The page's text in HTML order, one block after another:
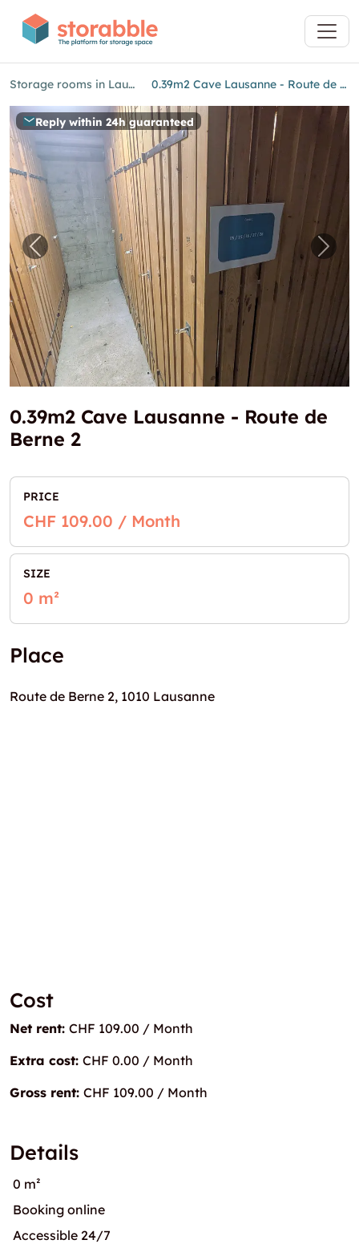
Storage rooms in Lausanne 0.39m2 Cave Lausanne - Route de Berne 2
Reply within 24h guaranteed
Previous image for "0.39m2 Cave Lausanne -
Next
0.39m2 Cave Lausanne - Route de
Berne 2
PRICE
CHF 109.00 / Month
SIZE
0 m²
Place
Route de Berne 2, 1010 Lausanne
Cost
Net rent: CHF 109.00 / Month
Extra cost: CHF 0.00 / Month
Gross rent: CHF 109.00 / Month
Details
0 m²
Booking online
Accessible 24/7